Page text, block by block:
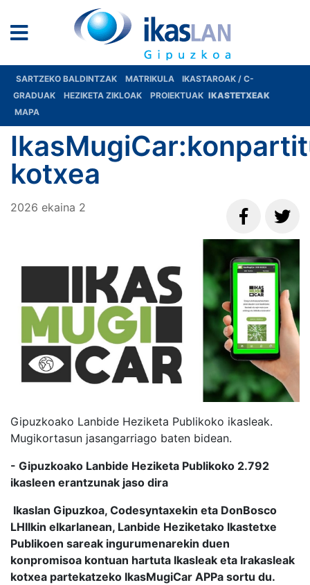
SARTZEKO BALDINTZAK MATRIKULA
IKASTAROAK / C-
GRADUAK
HEZIKETA ZIKLOAK PROIEKTUAK IKASTETXEAK
MAPA
kotxea
2026 ekaina 2
Gipuzkoako Lanbide Heziketa Publikoko ikasleak.
Mugikortasun jasangarriago baten bidean.
- Gipuzkoako Lanbide Heziketa Publikoko 2.792
ikasleen erantzunak jaso dira
Ikaslan Gipuzkoa, Codesyntaxekin eta DonBosco
LHIIkin elkarlanean, Lanbide Heziketako Ikastetxe
Publikoen sareak ingurumenarekin duen
konpromisoa kontuan hartuta Ikasleak eta Irakasleak
kotxea partekatzeko IkasMugiCar APPa sortu du.